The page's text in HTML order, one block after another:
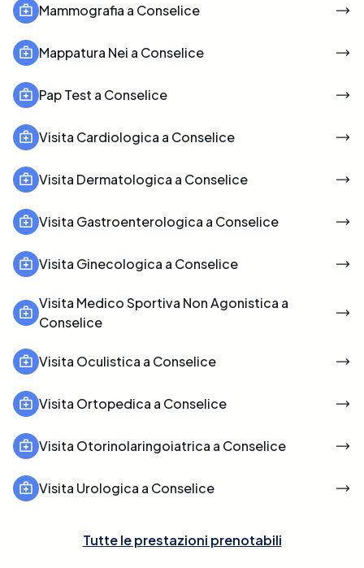
Mammografia a Conselice
Mappatura Nei a Conselice
Pap Test a Conselice
Visita Cardiologica a Conselice
Visita Dermatologica a Conselice
Visita Gastroenterologica a Conselice
Visita Ginecologica a Conselice
Visita Medico Sportiva Non Agonistica a
Conselice
Visita Oculistica a Conselice
Visita Ortopedica a Conselice
Visita Otorinolaringoiatrica a Conselice
Visita Urologica a Conselice
Tutte le prestazioni prenotabili